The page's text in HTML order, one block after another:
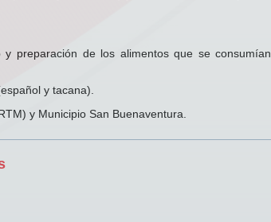
preparación de los alimentos que se consumían
y tacana).
y Municipio San Buenaventura.